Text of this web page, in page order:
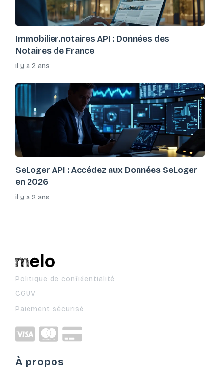
Immobilier.notaires API : Données des
Notaires de France
il y a 2 ans
SeLoger API : Accédez aux Données SeLoger
en 2026
il y a 2 ans
Politique de confidentialité
CGUV
Paiement sécurisé
À propos